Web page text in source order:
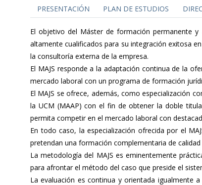
PRESENTACIÓN PLAN DE ESTUDIOS
El objetivo del Máster de formación permanente y
altamente cualificados para su integración exitosa
la consultoría externa de la empresa.
El MAJS responde a la adaptación continua de la
mercado laboral con un programa de formación
El MAJS se ofrece, además, como especialización
la UCM (MAAP) con el fin de obtener la doble
permita competir en el mercado laboral con
En todo caso, la especialización ofrecida por el
pretendan una formación complementaria de
La metodología del MAJS es eminentemente
para afrontar el método del caso que preside el
La evaluación es continua y orientada igualmente